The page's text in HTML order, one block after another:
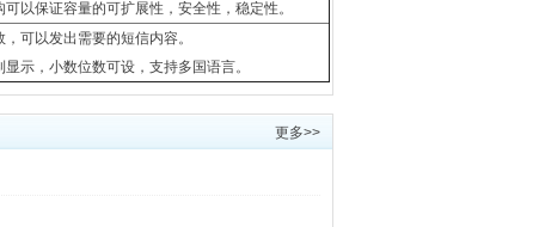
以保证容量的可扩展性，安全性，稳定性。
可以发出需要的短信内容。
示，小数位数可设，支持多国语言。
更多>>